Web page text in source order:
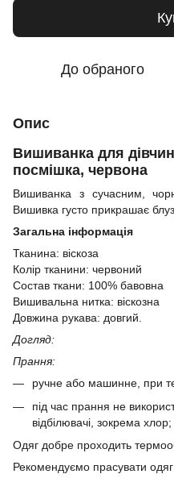
До обраного
Опис
Вишиванка для
посмішка, червона
Вишиванка з сучасним,
Вишивка густо прикрашає
Загальна інформація
Тканина: віскоза
Колір тканини: червоний
Состав ткани: 100% бавовна
Вишивальна нитка: віскозна
Довжина рукава: довгий.
Догляд:
Прання:
ручне або машинне, при
під час прання не
відбілювачі, зокрема хлор;
Одяг добре проходить
Рекомендуємо прасувати одяг